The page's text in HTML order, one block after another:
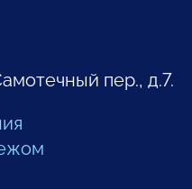
пер., д.7.